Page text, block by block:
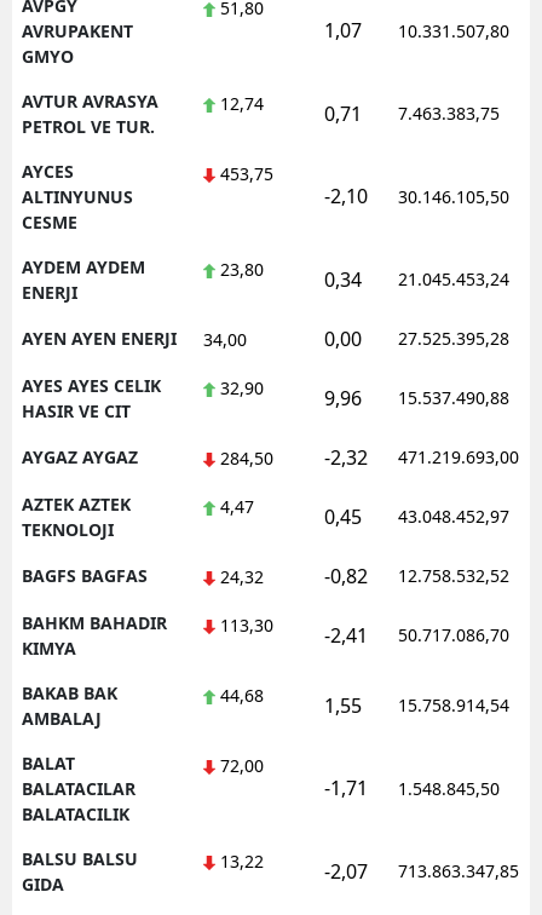
AVPGY
AVRUPAKENT
GMYO
51,80
1,07 10.331.507,80
AVTUR AVRASYA
PETROL VE TUR.
12,74 0,71 7.463.383,75
AYCES
ALTINYUNUS
CESME
453,75
-2,10 30.146.105,50
AYDEM AYDEM
ENERJI
23,80 0,34 21.045.453,24
AYEN AYEN ENERJI 34,00 0,00 27.525.395,28
AYES AYES CELIK
HASIR VE CIT
32,90 9,96 15.537.490,88
AYGAZ AYGAZ 284,50 -2,32 471.219.693,00
AZTEK AZTEK
TEKNOLOJI
4,47 0,45 43.048.452,97
BAGFS BAGFAS 24,32 -0,82 12.758.532,52
BAHKM BAHADIR
KIMYA
113,30 -2,41 50.717.086,70
BAKAB BAK
AMBALAJ
44,68 1,55 15.758.914,54
BALAT
BALATACILAR
BALATACILIK
72,00
-1,71 1.548.845,50
BALSU BALSU
GIDA
13,22 -2,07 713.863.347,85